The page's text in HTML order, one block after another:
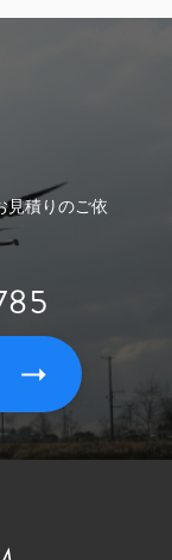
見積りのご依